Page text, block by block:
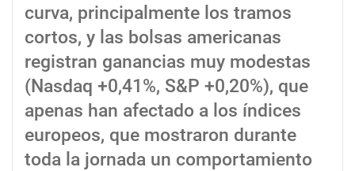
curva, principalmente los tramos
cortos, y las bolsas americanas
registran ganancias muy modestas
(Nasdaq +0,41%, S&P +0,20%), que
apenas han afectado a los índices
europeos, que mostraron durante
toda la jornada un comportamiento